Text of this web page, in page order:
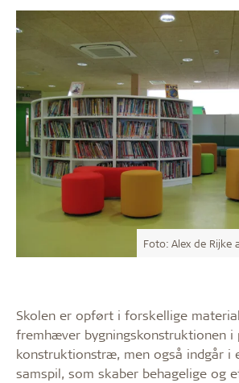
Foto: Alex de Rijke
Skolen er opført i forskellige
fremhæver bygningskonstruktionen
konstruktionstræ, men også indgår i
samspil, som skaber behagelige og